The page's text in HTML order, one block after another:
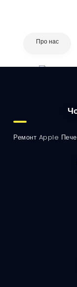
Про нас
Ремонт Apple